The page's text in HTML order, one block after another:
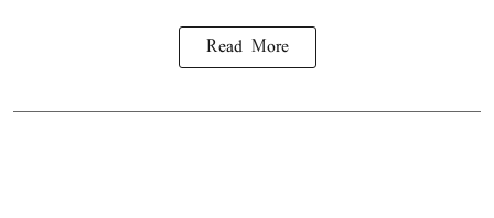
Read More